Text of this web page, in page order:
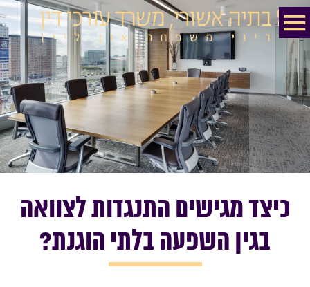
כיצד מגישים התנגדות לצוואה
בגין השפעה בלתי הוגנת?